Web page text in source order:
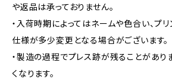
や返品は承っておりません。
・入荷時期によってはネームや色合い、プリ
仕様が多少変更となる場合がございます。
・製造の過程でプレス跡が残ることがあ
くなります。